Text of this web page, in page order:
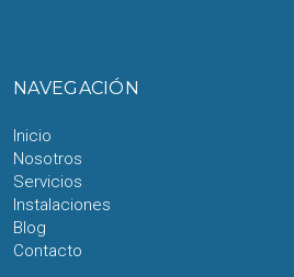
NAVEGACIÓN
Inicio
Nosotros
Servicios
Instalaciones
Blog
Contacto